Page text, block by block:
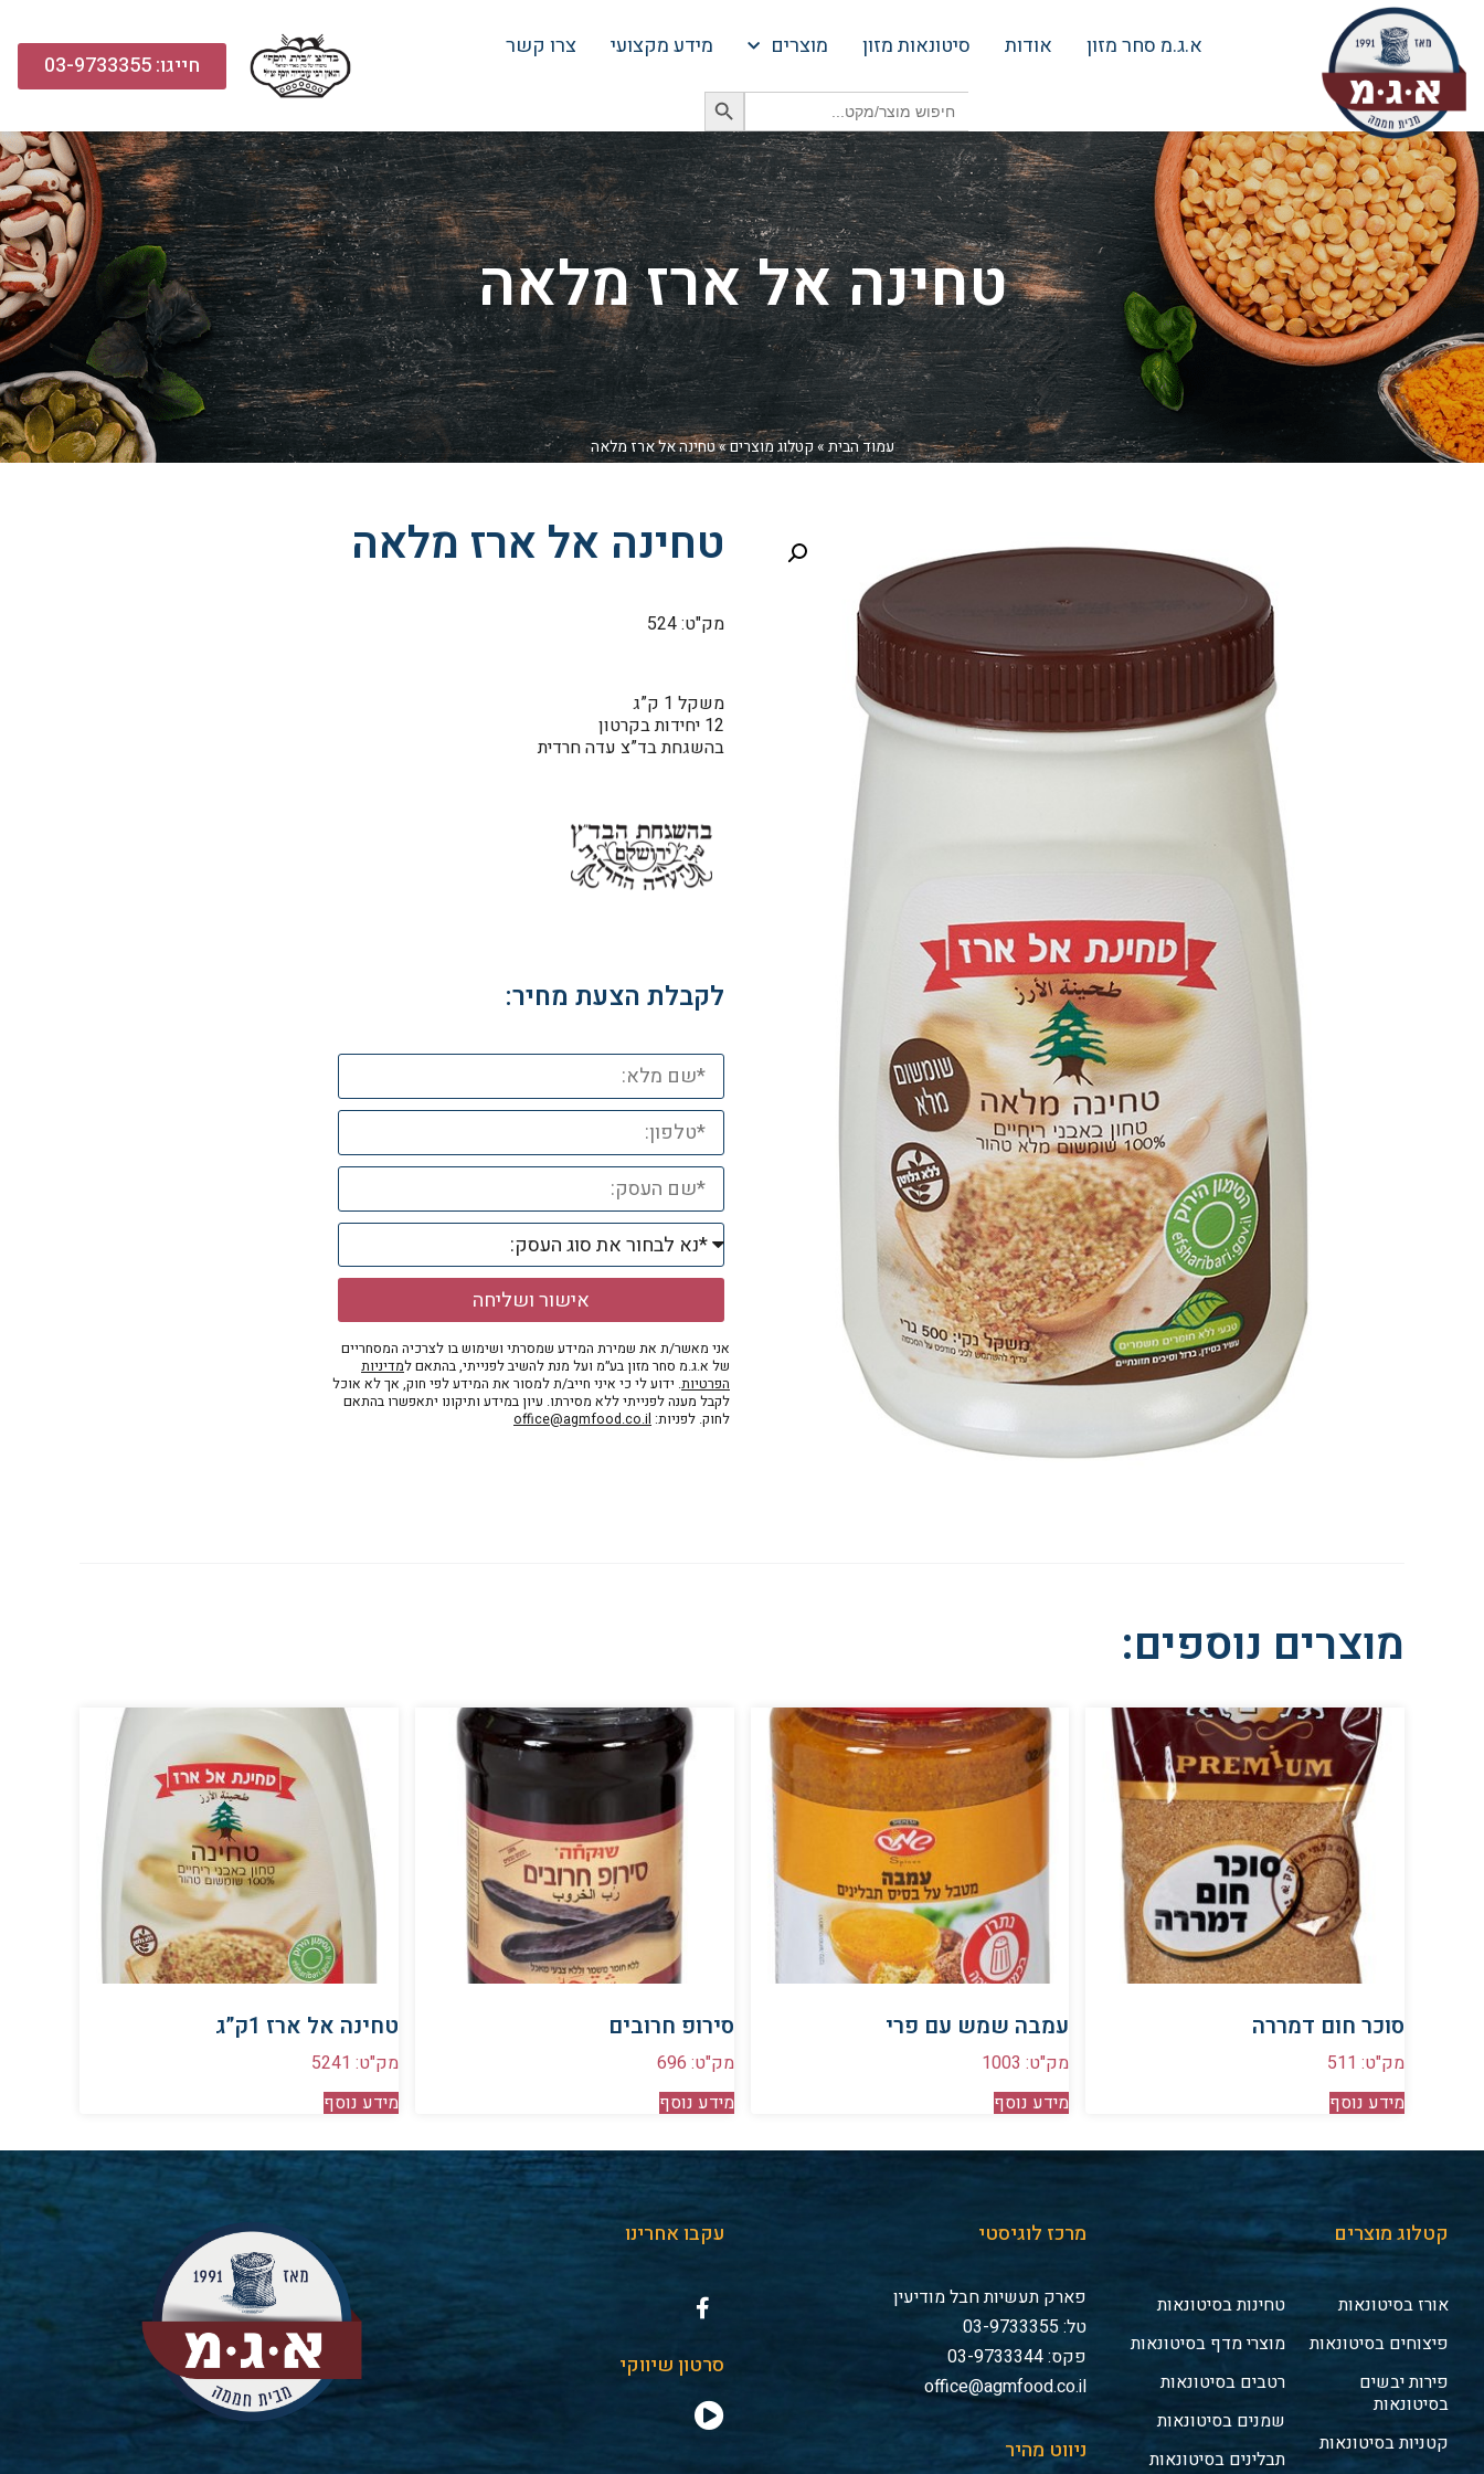
א.ג.מ סחר מזון אודות סיטונאות מזון מוצרים מידע מקצועי צרו קשר
Search
for:
Search Button
חייגו: 03-9733355
טחינה אל ארז מלאה
עמוד הבית»קטלוג מוצרים»טחינה אל ארז מלאה
טחינה אל ארז מלאה
מק"ט: 524
משקל 1 ק”ג
12 יחידות בקרטון
בהשגחת בד”צ עדה חרדית
לקבלת הצעת מחיר:
אישור ושליחה
אני מאשר/ת את שמירת המידע שמסרתי ושימוש בו לצרכיה המסחריים
של א.ג.מ סחר מזון בע״מ ועל מנת להשיב לפנייתי, בהתאם למדיניות
הפרטיות. ידוע לי כי איני חייב/ת למסור את המידע לפי חוק, אך לא אוכל
לקבל מענה לפנייתי ללא מסירתו. עיון במידע ותיקונו יתאפשרו בהתאם
לחוק. לפניות: office@agmfood.co.il
מוצרים נוספים:
סוכר חום דמררה
מק"ט: 511
מידע נוסף
עמבה שמש עם פרי
מק"ט: 1003
מידע נוסף
סירופ חרובים
מק"ט: 696
מידע נוסף
טחינה אל ארז 1ק”ג
מק"ט: 5241
מידע נוסף
קטלוג מוצרים
אורז בסיטונאות
פיצוחים בסיטונאות
פירות יבשים
בסיטונאות
קטניות בסיטונאות
טחינות בסיטונאות
מוצרי מדף בסיטונאות
רטבים בסיטונאות
שמנים בסיטונאות
תבלינים בסיטונאות
מרכז לוגיסטי
פארק תעשיות חבל מודיעין
טל: 03-9733355
פקס: 03-9733344
office@agmfood.co.il
ניווט מהיר
עקבו אחרינו
סרטון שיווקי